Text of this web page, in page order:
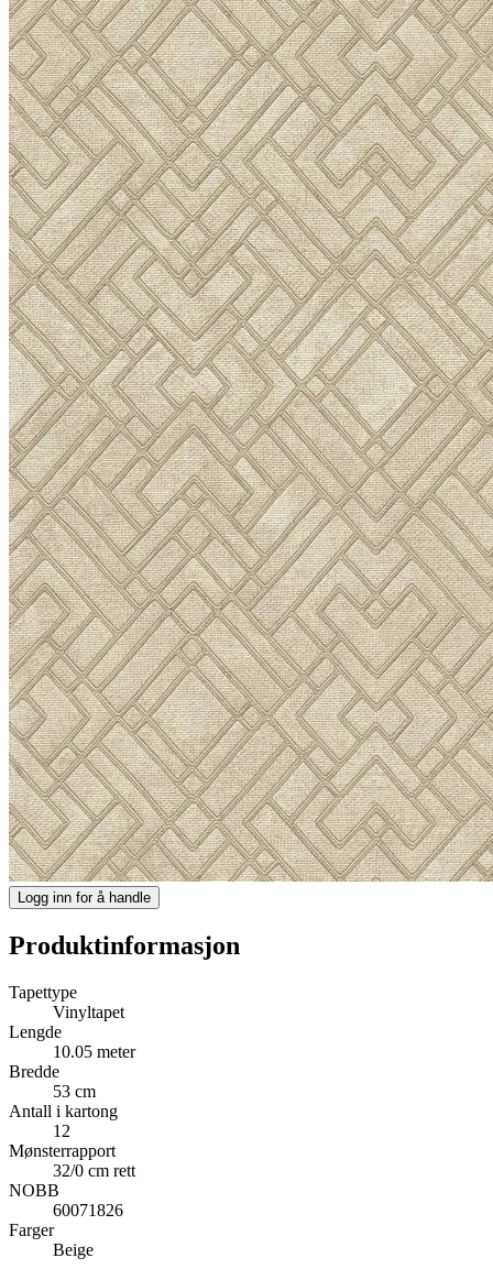
Logg inn for å handle
Produktinformasjon
Tapettype
Vinyltapet
Lengde
10.05 meter
Bredde
53 cm
Antall i kartong
12
Mønsterrapport
32/0 cm rett
NOBB
60071826
Farger
Beige